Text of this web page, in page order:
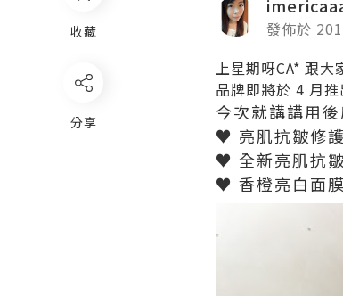
收藏
分享
發佈於
上星期呀CA* 跟大
品牌即將於 4 月
今次就講講用
♥ 亮肌抗皺修
♥ 全新亮肌抗
♥ 香橙亮白面